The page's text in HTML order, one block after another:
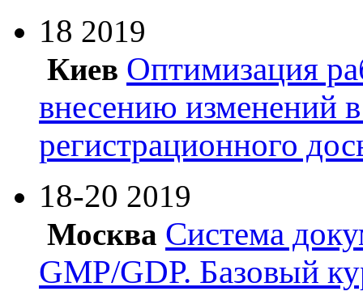
18 2019
Киев Оптимизация
внесению изменений
регистрационного
18-20 2019
Москва Система
GMP/GDP. Базовый